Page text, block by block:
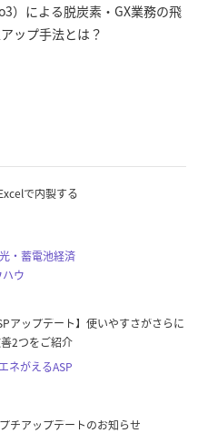
）による脱炭素・GX業務の飛
ップ手法とは？
で内製する
・蓄電池経済
ウ
アップデート】使いやすさがさらに
2つをご紹介
エネがえるASP
チアップデートのお知らせ